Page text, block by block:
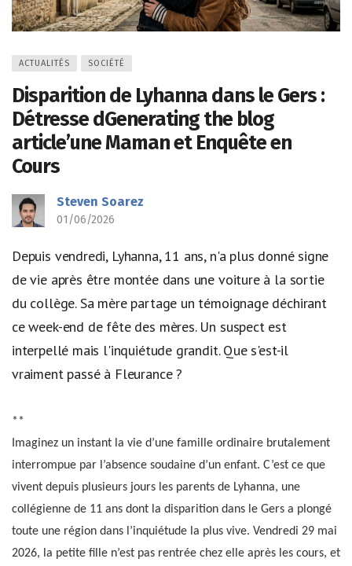
ACTUALITÉS SOCIÉTÉ
Disparition de Lyhanna dans le Gers :
Détresse dGenerating the blog
article’une Maman et Enquête en
Cours
Steven Soarez
01/06/2026
Depuis vendredi, Lyhanna, 11 ans, n'a plus donné signe
de vie après être montée dans une voiture à la sortie
du collège. Sa mère partage un témoignage déchirant
ce week-end de fête des mères. Un suspect est
interpellé mais l'inquiétude grandit. Que s'est-il
vraiment passé à Fleurance ?
**
Imaginez un instant la vie d’une famille ordinaire brutalement
interrompue par l’absence soudaine d’un enfant. C’est ce que
vivent depuis plusieurs jours les parents de Lyhanna, une
collégienne de 11 ans dont la disparition dans le Gers a plongé
toute une région dans l’inquiétude la plus vive. Vendredi 29 mai
2026, la petite fille n’est pas rentrée chez elle après les cours, et